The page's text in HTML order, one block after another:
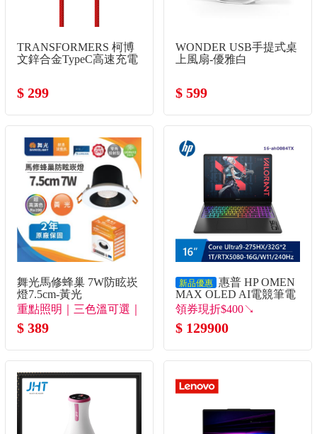
TRANSFORMERS 柯博
文鋅合金TypeC高速充電
$ 299
WONDER USB手提式桌
上風扇-優雅白
$ 599
舞光馬修蜂巢 7W防眩崁
燈7.5cm-黃光
重點照明｜三色溫可選｜
極致防眩
$ 389
新品優惠 惠普 HP OMEN
MAX OLED AI電競筆電
16" (Intel Core Ultra9-
275HX/32G*2/1T/RTX5080-
16G/W11)
領券現折$400↘
$ 129900